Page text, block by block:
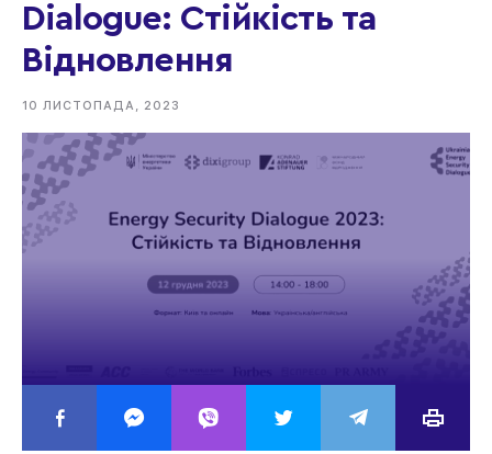
Dialogue: Стійкість та
Відновлення
10 ЛИСТОПАДА, 2023